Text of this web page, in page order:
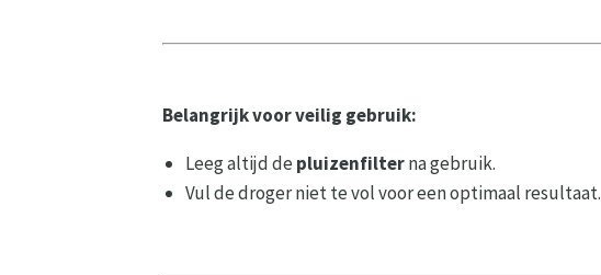
Belangrijk voor veilig gebruik:
Leeg altijd de pluizenfilterna gebruik.
Vul de droger niet te vol voor een optimaal resultaat.